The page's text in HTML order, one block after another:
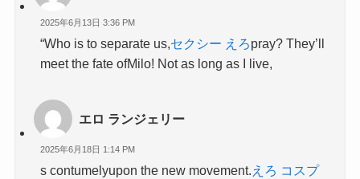
2025年6月13日 3:36 PM
“Who is to separate us,セクシー えろpray? They’ll
meet the fate ofMilo! Not as long as I live,
エロ ランジェリー
2025年6月18日 1:14 PM
s contumelyupon the new movement. えろ コスプ